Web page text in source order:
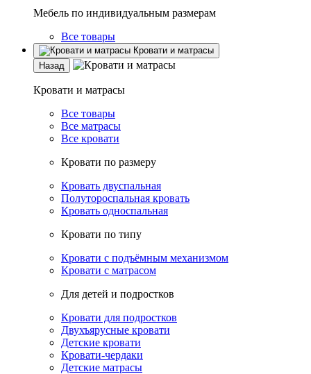
Мебель по индивидуальным размерам
Все товары
Кровати и матрасы
Назад
Кровати и матрасы
Все товары
Все матрасы
Все кровати
Кровати по размеру
Кровать двуспальная
Полутороспальная кровать
Кровать односпальная
Кровати по типу
Кровати с подъёмным механизмом
Кровати с матрасом
Для детей и подростков
Кровати для подростков
Двухъярусные кровати
Детские кровати
Кровати-чердаки
Детские матрасы